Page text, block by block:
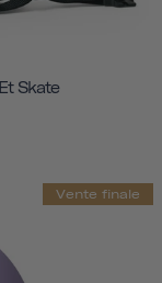
Skate
Vente finale